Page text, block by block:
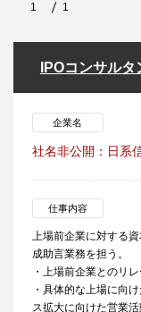
1 1
IPOコンサル
企業名
社名非公開：日系
仕事内容
上場前企業に対する
成助言業務を担う。
・上場前企業とのリ
・具体的な上場に向
ス拡大に向けた営業